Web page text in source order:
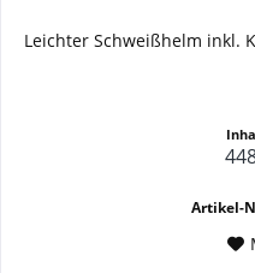
Leichter Schweißhelm inkl.
Artikel-